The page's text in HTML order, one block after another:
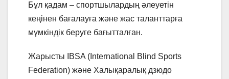
Бұл қадам – спортшылардың әлеуетін
кеңінен бағалауға және жас таланттарға
мүмкіндік беруге бағытталған.
Жарысты IBSA (International Blind Sports
Federation) және Халықаралық дзюдо